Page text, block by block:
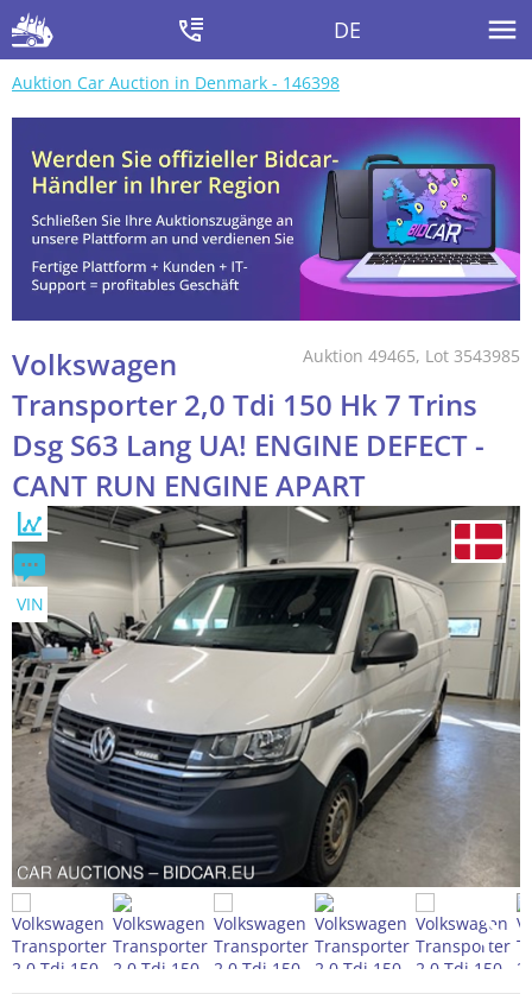
DE
Auktion Car Auction in Denmark - 146398
Auktion 49465, Lot 3543985
Volkswagen
Transporter 2,0 Tdi 150 Hk 7 Trins
Dsg S63 Lang UA! ENGINE DEFECT -
CANT RUN ENGINE APART
VIN